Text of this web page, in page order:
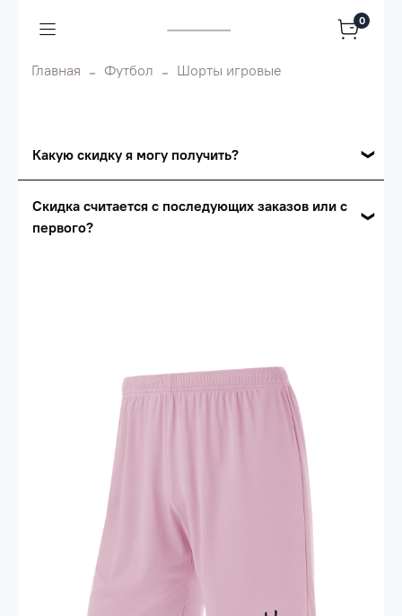
0
Главная Футбол Шорты игровые
Какую скидку я могу получить?
Сумма скидки зависит от стоимости вашего
сумма всех заказов за 6 месяцев -
30.000 рублей.
(33%)
- сумма всех заказов за 6 месяцев
(36%)
- сумма всех заказов за 6 месяцев
200.000 рублей.
(38%) -
сумма всех заказов за 6 месяцев -
400.000 рублей.
Скидка считается с последующих заказов или с
первого?